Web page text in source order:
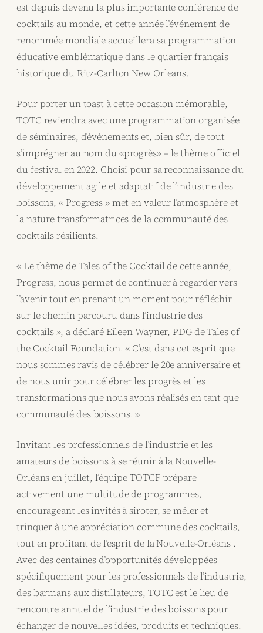
est depuis devenu la plus importante conférence de
cocktails au monde, et cette année l’événement de
renommée mondiale accueillera sa programmation
éducative emblématique dans le quartier français
historique du Ritz-Carlton New Orleans.
Pour porter un toast à cette occasion mémorable,
TOTC reviendra avec une programmation organisée
de séminaires, d’événements et, bien sûr, de tout
s’imprégner au nom du «progrès» – le thème officiel
du festival en 2022. Choisi pour sa reconnaissance du
développement agile et adaptatif de l’industrie des
boissons, « Progress » met en valeur l’atmosphère et
la nature transformatrices de la communauté des
cocktails résilients.
« Le thème de Tales of the Cocktail de cette année,
Progress, nous permet de continuer à regarder vers
l’avenir tout en prenant un moment pour réfléchir
sur le chemin parcouru dans l’industrie des
cocktails », a déclaré Eileen Wayner, PDG de Tales of
the Cocktail Foundation. « C’est dans cet esprit que
nous sommes ravis de célébrer le 20e anniversaire et
de nous unir pour célébrer les progrès et les
transformations que nous avons réalisés en tant que
communauté des boissons. »
Invitant les professionnels de l’industrie et les
amateurs de boissons à se réunir à la Nouvelle-
Orléans en juillet, l’équipe TOTCF prépare
activement une multitude de programmes,
encourageant les invités à siroter, se mêler et
trinquer à une appréciation commune des cocktails,
tout en profitant de l’esprit de la Nouvelle-Orléans .
Avec des centaines d’opportunités développées
spécifiquement pour les professionnels de l’industrie,
des barmans aux distillateurs, TOTC est le lieu de
rencontre annuel de l’industrie des boissons pour
échanger de nouvelles idées, produits et techniques.